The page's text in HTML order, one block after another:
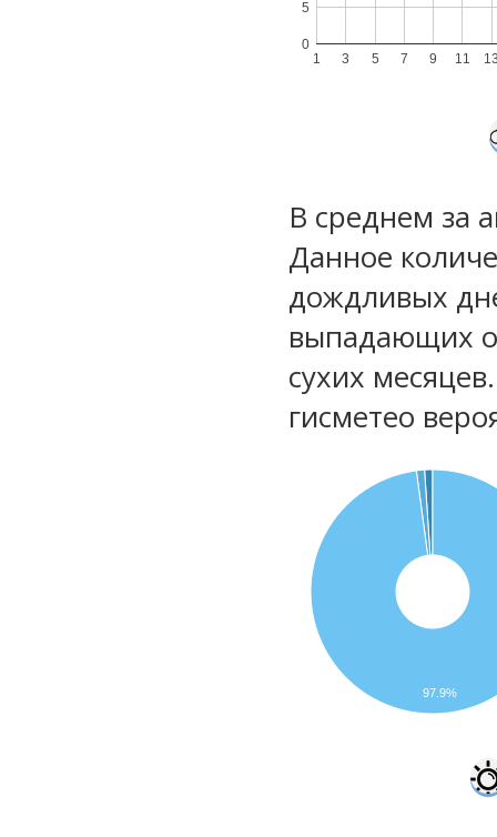
1 3 5 7 9 11
0
5
В среднем за
Данное
дождливых
выпадающих
сухих
гисметео
97.9%